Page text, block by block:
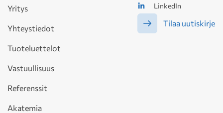
LinkedIn
Tilaa uutiskirje
Yritys
Yhteystiedot
Tuoteluettelot
Vastuullisuus
Referenssit
Akatemia